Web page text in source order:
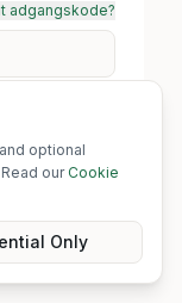
adgangskode?
optional
our Cookie
Only